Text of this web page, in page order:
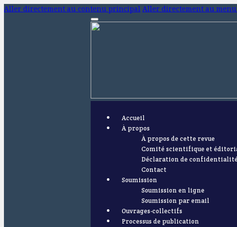
Aller directement au contenu principal Aller directement au
Accueil
À propos
À propos de cette revue
Comité scientifique et
Déclaration de confidentialité
Contact
Soumission
Soumission en ligne
Soumission par email
Ouvrages-collectifs
Processus de publication